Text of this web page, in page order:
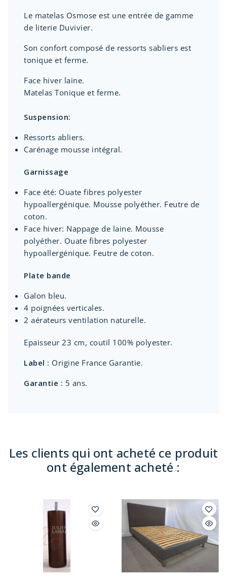
Le matelas Osmose est une entrée de gamme
de literie Duvivier.
Son confort composé de ressorts sabliers est
tonique et ferme.
Face hiver laine.
Matelas Tonique et ferme.
Suspension:
Ressorts abliers.
Carénage mousse intégral.
Garnissage
Face été: Ouate fibres polyester
hypoallergénique. Mousse polyéther. Feutre de
coton.
Face hiver: Nappage de laine. Mousse
polyéther. Ouate fibres polyester
hypoallergénique. Feutre de coton.
Plate bande
Galon bleu.
4 poignées verticales.
2 aérateurs ventilation naturelle.
Epaisseur 23 cm, coutil 100% polyester.
Label : Origine France Garantie.
Garantie : 5 ans.
Les clients qui ont acheté ce produit
ont également acheté :